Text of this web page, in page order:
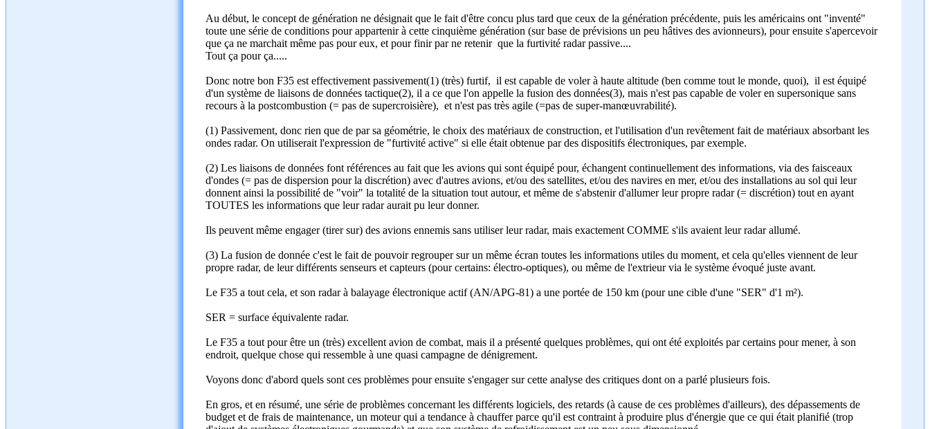
Au début, le concept de génération ne désignait que le fait d'être concu plus tard que ceux de la génération précédente, puis les américains ont "inventé"
toute une série de conditions pour appartenir à cette cinquième génération (sur base de prévisions un peu hâtives des avionneurs), pour ensuite s'apercevoir
que ça ne marchait même pas pour eux, et pour finir par ne retenir que la furtivité radar passive....
Tout ça pour ça.....
Donc notre bon F35 est effectivement passivement(1) (très) furtif, il est capable de voler à haute altitude (ben comme tout le monde, quoi), il est équipé
d'un système de liaisons de données tactique(2), il a ce que l'on appelle la fusion des données(3), mais n'est pas capable de voler en supersonique sans
recours à la postcombustion (= pas de supercroisière), et n'est pas très agile (=pas de super-manœuvrabilité).
(1) Passivement, donc rien que de par sa géométrie, le choix des matériaux de construction, et l'utilisation d'un revêtement fait de matériaux absorbant les
ondes radar. On utiliserait l'expression de "furtivité active" si elle était obtenue par des dispositifs électroniques, par exemple.
(2) Les liaisons de données font références au fait que les avions qui sont équipé pour, échangent continuellement des informations, via des faisceaux
d'ondes (= pas de dispersion pour la discrétion) avec d'autres avions, et/ou des satellites, et/ou des navires en mer, et/ou des installations au sol qui leur
donnent ainsi la possibilité de "voir" la totalité de la situation tout autour, et même de s'abstenir d'allumer leur propre radar (= discrétion) tout en ayant
TOUTES les informations que leur radar aurait pu leur donner.
Ils peuvent même engager (tirer sur) des avions ennemis sans utiliser leur radar, mais exactement COMME s'ils avaient leur radar allumé.
(3) La fusion de donnée c'est le fait de pouvoir regrouper sur un même écran toutes les informations utiles du moment, et cela qu'elles viennent de leur
propre radar, de leur différents senseurs et capteurs (pour certains: électro-optiques), ou même de l'extrieur via le système évoqué juste avant.
Le F35 a tout cela, et son radar à balayage électronique actif (AN/APG-81) a une portée de 150 km (pour une cible d'une "SER" d'1 m²).
SER = surface équivalente radar.
Le F35 a tout pour être un (très) excellent avion de combat, mais il a présenté quelques problèmes, qui ont été exploités par certains pour mener, à son
endroit, quelque chose qui ressemble à une quasi campagne de dénigrement.
Voyons donc d'abord quels sont ces problèmes pour ensuite s'engager sur cette analyse des critiques dont on a parlé plusieurs fois.
En gros, et en résumé, une série de problèmes concernant les différents logiciels, des retards (à cause de ces problèmes d'ailleurs), des dépassements de
budget et de frais de maintenance, un moteur qui a tendance à chauffer parce qu'il est contraint à produire plus d'énergie que ce qui était planifié (trop